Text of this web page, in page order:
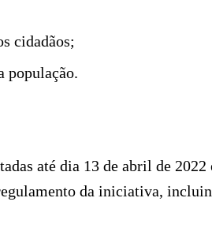
cidadãos;
população.
até dia 13 de abril de
da iniciativa,